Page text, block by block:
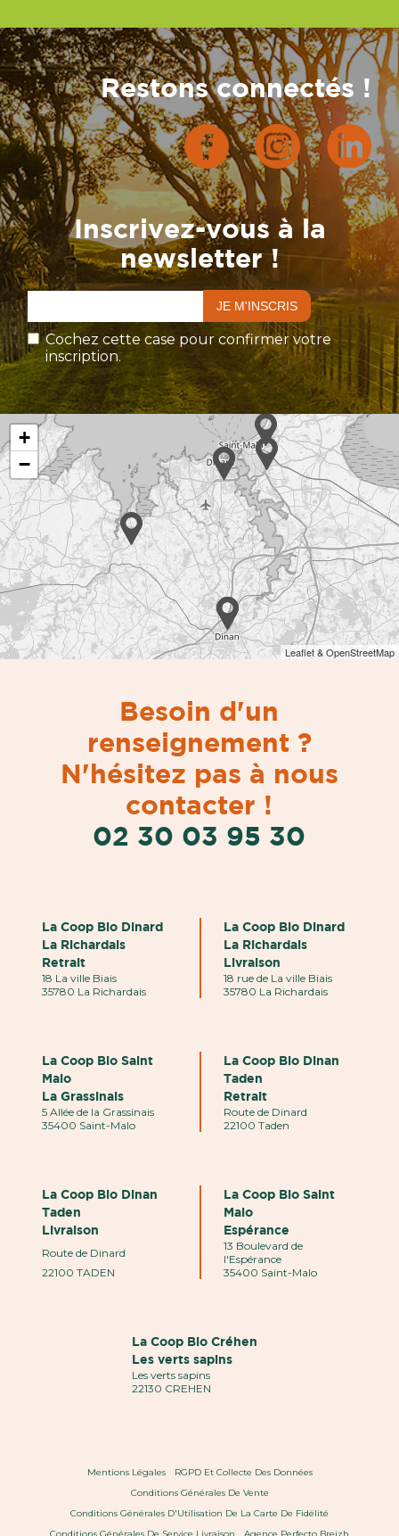
Restons connectés !
Inscrivez-vous à la
newsletter !
Cochez cette case pour confirmer votre
inscription.
Besoin d'un
renseignement ?
N'hésitez pas à nous
contacter !
02 30 03 95 30
La Coop Bio Dinard
La Richardais
Retrait
18 La ville Biais
35780 La Richardais
La Coop Bio Dinard
La Richardais
Livraison
18 rue de La ville Biais
35780 La Richardais
La Coop Bio Saint
Malo
La Grassinais
5 Allée de la Grassinais
35400 Saint-Malo
La Coop Bio Dinan
Taden
Retrait
Route de Dinard
22100 Taden
La Coop Bio Dinan
Taden
Livraison
Route de Dinard
22100 TADEN
La Coop Bio Saint
Malo
Espérance
13 Boulevard de
l'Espérance
35400 Saint-Malo
La Coop Bio Créhen
Les verts sapins
Les verts sapins
22130 CREHEN
Mentions Légales
RGPD Et Collecte Des Données
Conditions Générales De Vente
Conditions Générales D'Utilisation De La Carte De Fidélité
+
−
Leaflet & OpenStreetMap